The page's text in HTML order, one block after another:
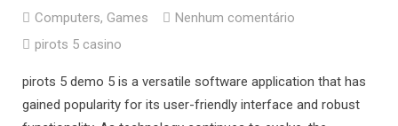
Computers, Games
Nenhum comentário
pirots 5 casino
pirots 5 demo 5 is a versatile software application that has
gained popularity for its user-friendly interface and robust